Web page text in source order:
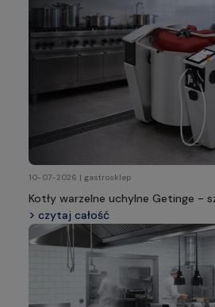
10-07-2026 | gastrosklep
Kotły warzelne uchylne Getinge -
profesjonalnej kuchni
czytaj całość